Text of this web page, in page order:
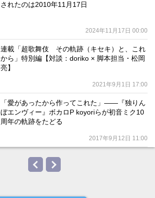
されたのは2010年11月17日
2024年11月17日 00:00
連載「超歌舞伎 その軌跡（キセキ）と、これ
から」特別編【対談：doriko × 脚本担当・松岡
亮】
2021年9月1日 17:00
「愛があったから作ってこれた」――『独りん
ぼエンヴィー』ボカロP koyoriらが初音ミク10
周年の軌跡をたどる
2017年9月12日 11:00